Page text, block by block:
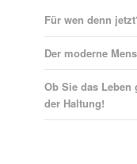
Für wen denn
Der moderne
Ob Sie das Leben
der Haltung!